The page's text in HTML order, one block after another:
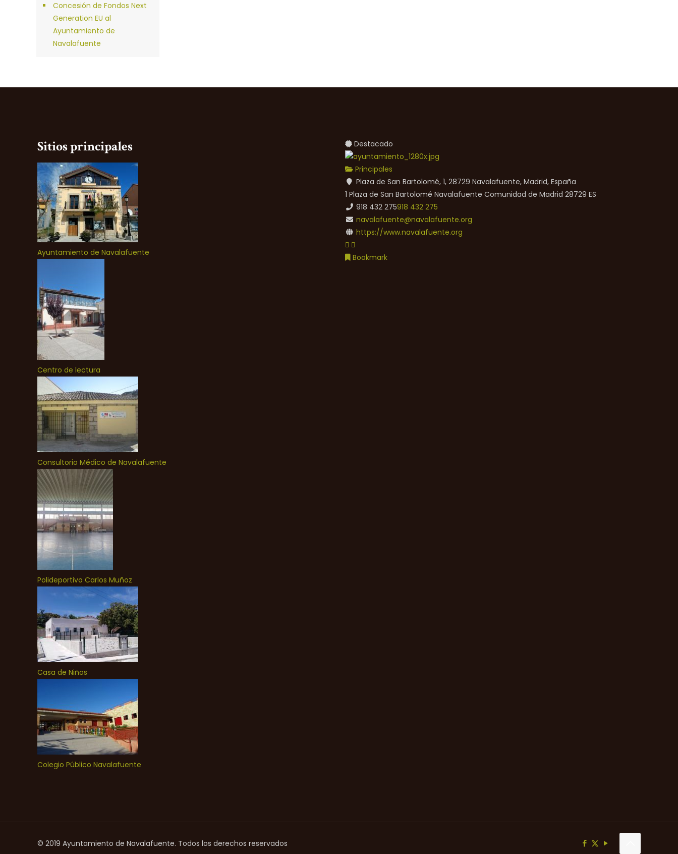
Concesión de Fondos Next
Generation EU al
Ayuntamiento de
Navalafuente
Sitios principales
Ayuntamiento de Navalafuente
Centro de lectura
Consultorio Médico de Navalafuente
Polideportivo Carlos Muñoz
Casa de Niños
Colegio Público Navalafuente
Destacado
Principales
Plaza de San Bartolomé, 1, 28729 Navalafuente, Madrid, España
1 Plaza de San Bartolomé Navalafuente Comunidad de Madrid 28729 ES
918 432 275918 432 275
navalafuente@navalafuente.org
https://www.navalafuente.org
Bookmark
© 2019 Ayuntamiento de Navalafuente. Todos los derechos reservados